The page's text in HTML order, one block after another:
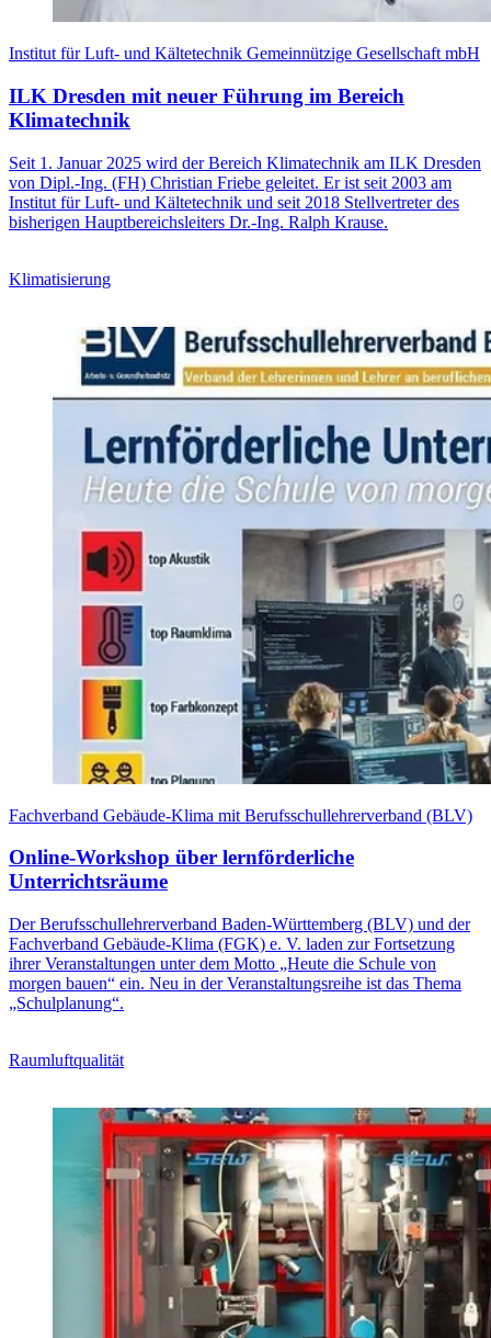
Institut für Luft- und Kältetechnik Gemeinnützige Gesellschaft mbH
ILK Dresden mit neuer Führung im Bereich
Klimatechnik
Seit 1. Januar 2025 wird der Bereich Klimatechnik am ILK Dresden
von Dipl.-Ing. (FH) Christian Friebe geleitet. Er ist seit 2003 am
Institut für Luft- und Kältetechnik und seit 2018 Stellvertreter des
bisherigen Hauptbereichsleiters Dr.-Ing. Ralph Krause.
Klimatisierung
Fachverband Gebäude-Klima mit Berufsschullehrerverband (BLV)
Online-Workshop über lernförderliche
Unterrichtsräume
Der Berufsschullehrerverband Baden-Württemberg (BLV) und der
Fachverband Gebäude-Klima (FGK) e. V. laden zur Fortsetzung
ihrer Veranstaltungen unter dem Motto „Heute die Schule von
morgen bauen“ ein. Neu in der Veranstaltungsreihe ist das Thema
„Schulplanung“.
Raumluftqualität